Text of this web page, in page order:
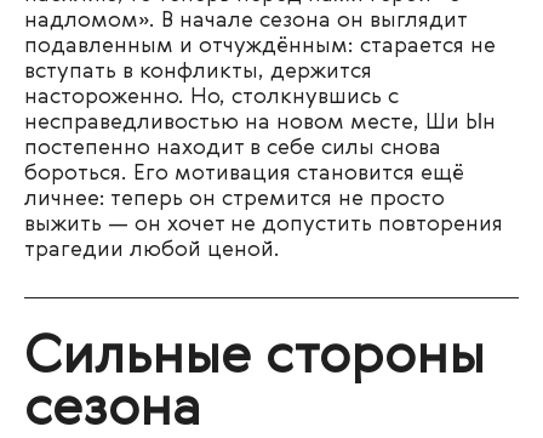
надломом». В начале сезона он выглядит
подавленным и отчуждённым: старается не
вступать в конфликты, держится
настороженно. Но, столкнувшись с
несправедливостью на новом месте, Ши Ын
постепенно находит в себе силы снова
бороться. Его мотивация становится ещё
личнее: теперь он стремится не просто
выжить — он хочет не допустить повторения
трагедии любой ценой.
Сильные стороны
сезона